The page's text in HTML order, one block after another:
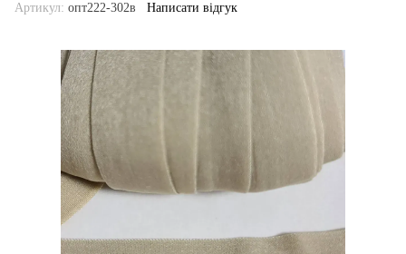
Артикул: опт222-302в Написати відгук